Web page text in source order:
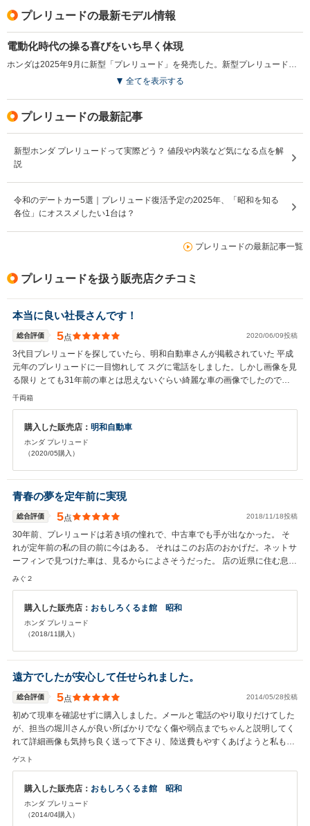
プレリュードの最新モデル情報
電動化時代の操る喜びをいち早く体現
全てを表示する
プレリュードの最新記事
新型ホンダ プレリュードって実際どう？ 値段や内装など気になる点を解
説
令和のデートカー5選｜プレリュード復活予定の2025年、「昭和を知る
各位」にオススメしたい1台は？
プレリュードの最新記事一覧
プレリュードを扱う販売店クチコミ
本当に良い社長さんです！
総合評価 5点 2020/06/09投稿
3代目プレリュードを探していたら、明和自動車さんが掲載されていた 平成
元年のプレリュードに一目惚れして スグに電話をしました。しかし画像を見
る限り とても31年前の車とは思えないぐらい綺麗な車の画像でしたので、
私はこのお店から遠方な事も有り この画像と社長さんを信用するしか有りま
い車を届けてくれて どうもありがとうございました。
千両箱
購入した販売店： 明和自動車
ホンダ プレリュード
（2020/05購入）
青春の夢を定年前に実現
総合評価 5点 2018/11/18投稿
30年前、プレリュードは若き頃の憧れで、中古車でも手が出なかった。 そ
れが定年前の私の目の前に今はある。 それはこのお店のおかげだ。ネットサ
ーフィンで見つけた車は、見るからによさそうだった。 店の近県に住む息子
に直接見に行ってもらったが、「販売店も車も良いから買うなら頭金払っと
時代の車を目指すが、ネット購入に不安のある方にはこのお店はぜひお勧め
する。
みぐ２
購入した販売店： おもしろくるま館 昭和
ホンダ プレリュード
（2018/11購入）
遠方でしたが安心して任せられました。
総合評価 5点 2014/05/28投稿
初めて現車を確認せずに購入しました。メールと電話のやり取りだけてした
が、担当の堀川さんが良い所ばかりでなく傷や弱点までちゃんと説明してく
れて詳細画像も気持ち良く送って下さり、陸送費もやすくあげようと私もい
ろいろ調べてみましたが岐阜まで20000円くらい差がありお任せする方が格
方法も教えて頂きましたが、陸運局の方が親切に教えて下さったので簡単に
終わりました。 今から、ゆっくりこの車と楽しんで行きたいと思ってます。
おもしろくるま館 昭和さま また、機会がございましたら安くして下さい。
ゲスト
購入した販売店： おもしろくるま館 昭和
ホンダ プレリュード
（2014/04購入）